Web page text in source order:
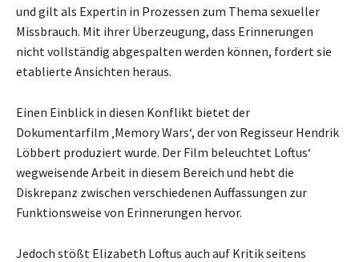
und gilt als Expertin in Prozessen zum Thema sexueller
Missbrauch. Mit ihrer Überzeugung, dass Erinnerungen
nicht vollständig abgespalten werden können, fordert sie
etablierte Ansichten heraus.
Einen Einblick in diesen Konflikt bietet der
Dokumentarfilm ‚Memory Wars‘, der von Regisseur Hendrik
Löbbert produziert wurde. Der Film beleuchtet Loftus‘
wegweisende Arbeit in diesem Bereich und hebt die
Diskrepanz zwischen verschiedenen Auffassungen zur
Funktionsweise von Erinnerungen hervor.
Jedoch stößt Elizabeth Loftus auch auf Kritik seitens